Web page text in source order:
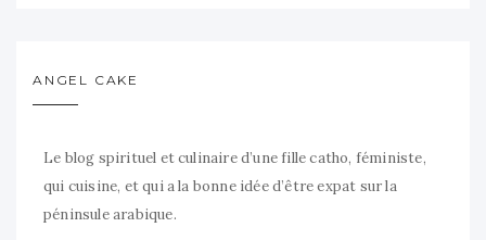
ANGEL CAKE
Le blog spirituel et culinaire d’une fille catho, féministe,
qui cuisine, et qui a la bonne idée d’être expat sur la
péninsule arabique.